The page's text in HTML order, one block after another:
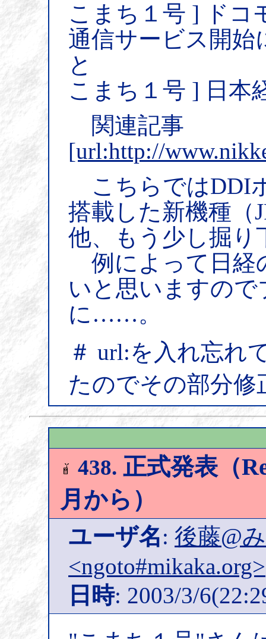
こまち１号 ] ドコ
通信サービス開
と
こまち１号 ] 日本
関連記事
[url:http://
こちらではDDI
搭載した新機種（
他、もう少し掘り
例によって日経
いと思いますの
に……。
＃ url:を入れ忘れ
たのでその部分修
438. 正式発表（
月から）
ユーザ名: 後藤@
<ngoto#mikaka.org>
日時: 2003/3/